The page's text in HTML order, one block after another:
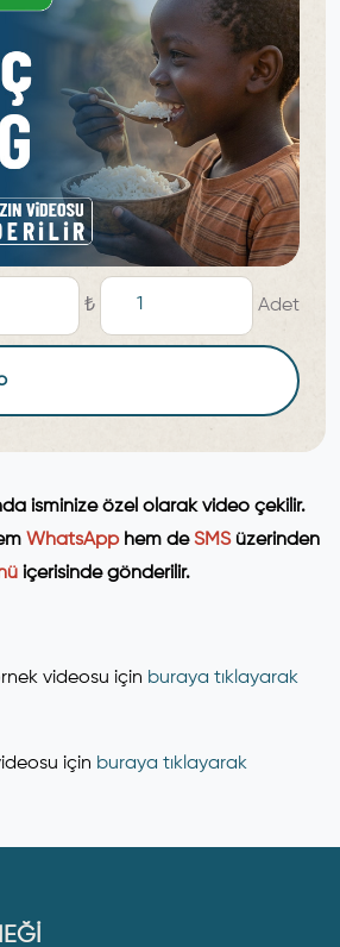
₺ Adet
isminize özel olarak video çekilir.
WhatsApphem deSMSüzerinden
içerisinde gönderilir.
videosu için buraya tıklayarak
için buraya tıklayarak